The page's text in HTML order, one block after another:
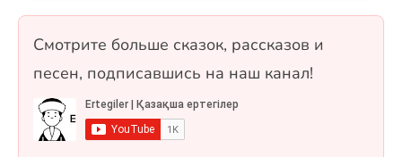
сұрақ, бір таңдауды және рас/жалған
Смотрите больше сказок, рассказов и
песен, подписавшись на наш канал!